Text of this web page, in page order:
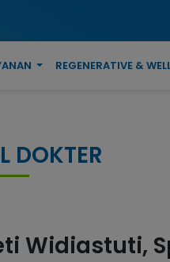
REGENERATIVE &
DOKTER
Widiastuti,